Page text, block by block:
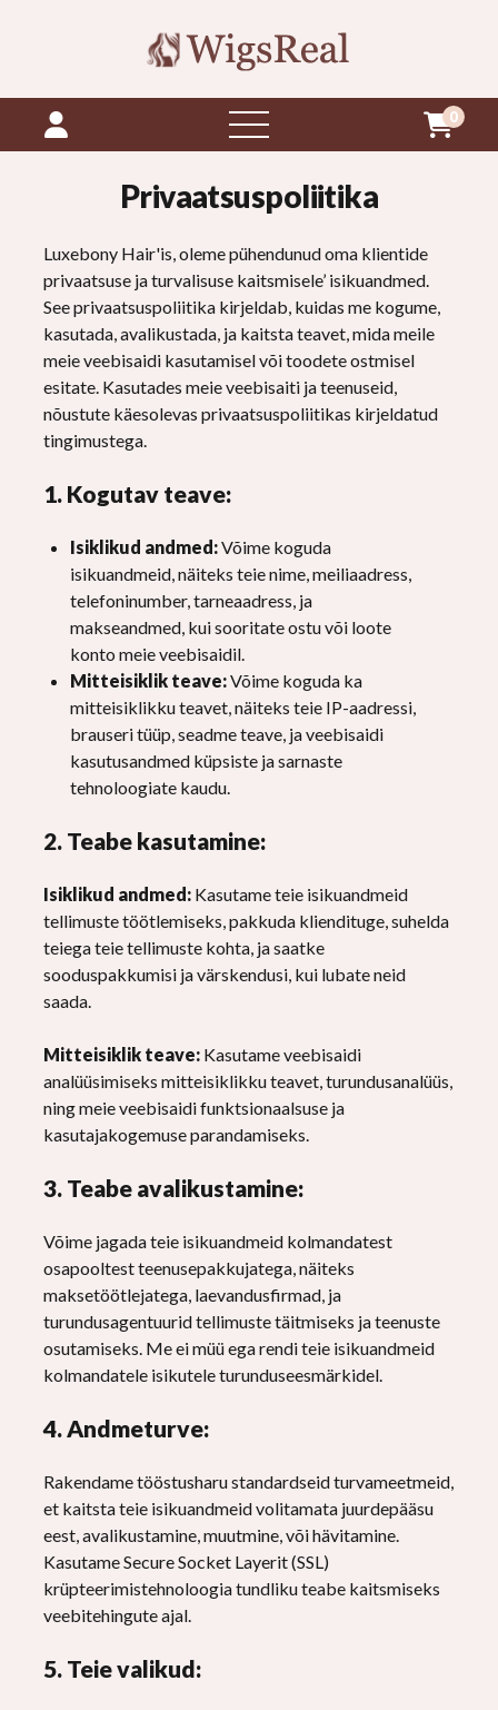
avatud
menüü
0
Privaatsuspoliitika
Luxebony Hair'is, oleme pühendunud oma klientide
privaatsuse ja turvalisuse kaitsmisele’ isikuandmed.
See privaatsuspoliitika kirjeldab, kuidas me kogume,
kasutada, avalikustada, ja kaitsta teavet, mida meile
meie veebisaidi kasutamisel või toodete ostmisel
esitate. Kasutades meie veebisaiti ja teenuseid,
nõustute käesolevas privaatsuspoliitikas kirjeldatud
tingimustega.
1. Kogutav teave:
Isiklikud andmed:Võime koguda
isikuandmeid, näiteks teie nime, meiliaadress,
telefoninumber, tarneaadress, ja
makseandmed, kui sooritate ostu või loote
konto meie veebisaidil.
Mitteisiklik teave:Võime koguda ka
mitteisiklikku teavet, näiteks teie IP-aadressi,
brauseri tüüp, seadme teave, ja veebisaidi
kasutusandmed küpsiste ja sarnaste
tehnoloogiate kaudu.
2. Teabe kasutamine:
Isiklikud andmed: Kasutame teie isikuandmeid
tellimuste töötlemiseks, pakkuda kliendituge, suhelda
teiega teie tellimuste kohta, ja saatke
sooduspakkumisi ja värskendusi, kui lubate neid
saada.
Mitteisiklik teave: Kasutame veebisaidi
analüüsimiseks mitteisiklikku teavet, turundusanalüüs,
ning meie veebisaidi funktsionaalsuse ja
kasutajakogemuse parandamiseks.
3. Teabe avalikustamine:
Võime jagada teie isikuandmeid kolmandatest
osapooltest teenusepakkujatega, näiteks
maksetöötlejatega, laevandusfirmad, ja
turundusagentuurid tellimuste täitmiseks ja teenuste
osutamiseks. Me ei müü ega rendi teie isikuandmeid
kolmandatele isikutele turunduseesmärkidel.
4. Andmeturve:
Rakendame tööstusharu standardseid turvameetmeid,
et kaitsta teie isikuandmeid volitamata juurdepääsu
eest, avalikustamine, muutmine, või hävitamine.
Kasutame Secure Socket Layerit (SSL)
krüpteerimistehnoloogia tundliku teabe kaitsmiseks
veebitehingute ajal.
5. Teie valikud: